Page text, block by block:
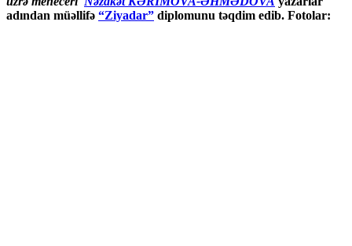
adından müəllifə “Ziyadar” diplomunu təqdim edib. Fotolar: